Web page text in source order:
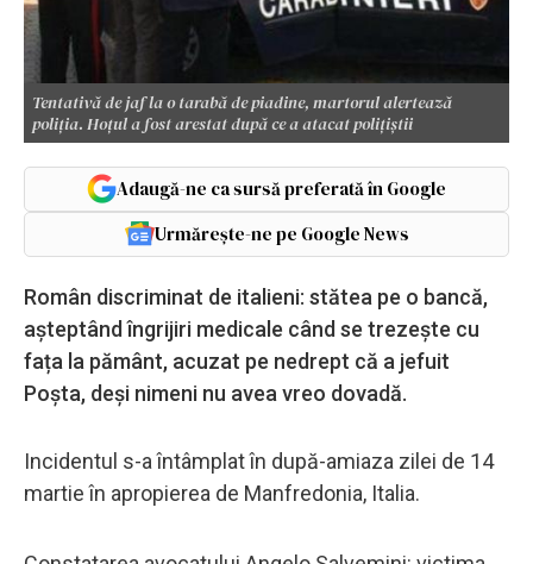
Tentativă de jaf la o tarabă de piadine, martorul alertează
poliția. Hoțul a fost arestat după ce a atacat polițiștii
Adaugă-ne ca sursă preferată în Google
Urmărește-ne pe Google News
Român discriminat de italieni: stătea pe o bancă,
așteptând îngrijiri medicale când se trezește cu
fața la pământ, acuzat pe nedrept că a jefuit
Poșta, deși nimeni nu avea vreo dovadă.
Incidentul s-a întâmplat în după-amiaza zilei de 14
martie în apropierea de Manfredonia, Italia.